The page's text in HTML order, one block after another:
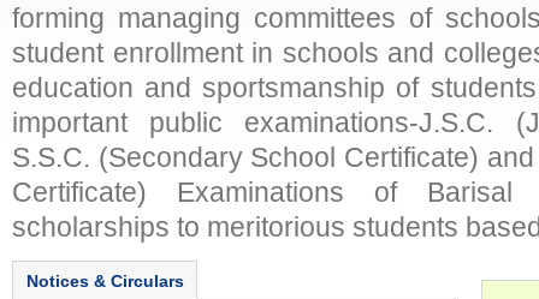
forming managing committees of
student enrollment in schools and
education and sportsmanship of
important public examinations-J.S.C.
S.S.C. (Secondary School Certificate)
Certificate) Examinations of
scholarships to meritorious students
Notices & Circulars